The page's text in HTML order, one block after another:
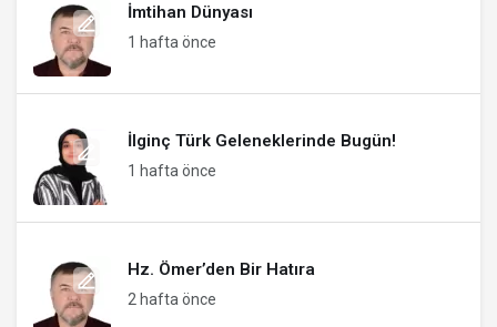
İmtihan Dünyası
1 hafta önce
İlginç Türk Geleneklerinde Bugün!
1 hafta önce
Hz. Ömer’den Bir Hatıra
2 hafta önce